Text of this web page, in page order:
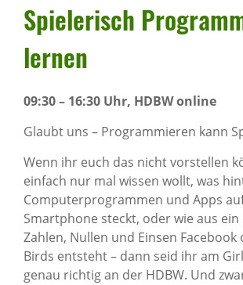
Spie­le­risch
lernen
09:30 – 16:30 Uhr, HDBW online
Glaubt uns – Programmieren kann
Wenn ihr euch das nicht vorstellen
einfach nur mal wissen wollt, was
Computerprogrammen und Apps
Smartphone steckt, oder wie aus ein
Zahlen, Nullen und Einsen Facebook
Birds entsteht – dann seid ihr am
genau richtig an der HDBW. Und